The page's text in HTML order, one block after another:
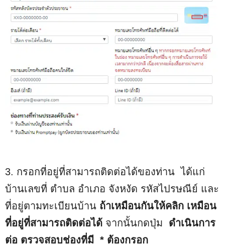
3. กรอกที่อยู่ที่สามารถติดต่อได้ของท่าน ได้แก่
บ้านเลขที่ ตำบล อำเภอ จังหงัด รหัสไปรษณีย์ และ
ที่อยู่ตามทะเบียนบ้าน ถ้าเหมือนกันให้คลิก เหมือน
ที่อยู่ที่สามารถติดต่อได้ จากนั้นกดปุ่ม ดำเนินการ
ต่อ ตรวจสอบช่องที่มี * ต้องกรอก